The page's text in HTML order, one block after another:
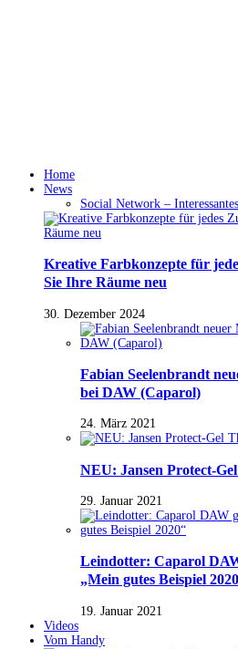
Home
News
Social Network –
Kreative Farbkonzepte für
Sie Ihre Räume neu
30. Dezember 2024
Fabian Seelenbrandt
bei DAW (Caparol)
24. März 2021
NEU: Jansen Protect-
29. Januar 2021
Leindotter: Caparol
„Mein gutes Beispiel
19. Januar 2021
Videos
Vom Handy